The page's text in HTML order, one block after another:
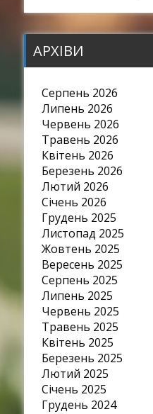
АРХІВИ
Серпень 2026
Липень 2026
Червень 2026
Травень 2026
Квітень 2026
Березень 2026
Лютий 2026
Січень 2026
Грудень 2025
Листопад 2025
Жовтень 2025
Вересень 2025
Серпень 2025
Липень 2025
Червень 2025
Травень 2025
Квітень 2025
Березень 2025
Лютий 2025
Січень 2025
Грудень 2024